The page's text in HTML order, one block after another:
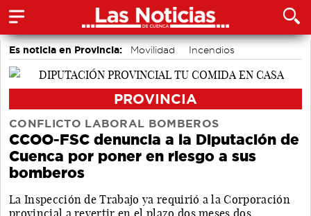
Es noticia en Provincia: Movilidad Incendios
PROVINCIA
CONFLICTO LABORAL BOMBEROS
CCOO-FSC denuncia a la Diputación de
Cuenca por poner en riesgo a sus
bomberos
La Inspección de Trabajo ya requirió a la Corporación
provincial a revertir en el plazo dos meses dos